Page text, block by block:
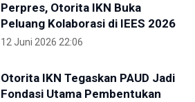
Perpres, Otorita IKN Buka
Peluang Kolaborasi di IEES 2026
12 Juni 2026 22:06
Otorita IKN Tegaskan PAUD Jadi
Fondasi Utama Pembentukan